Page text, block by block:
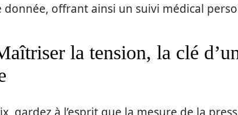
offrant ainsi un suivi médical
la tension, la clé
gardez à l’esprit que la mesure de la